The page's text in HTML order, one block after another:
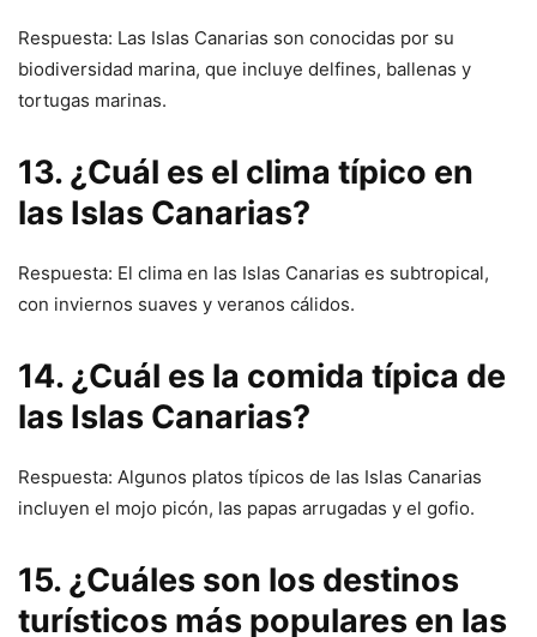
Respuesta: Las Islas Canarias son conocidas por su
biodiversidad marina, que incluye delfines, ballenas y
tortugas marinas.
13. ¿Cuál es el clima típico en
las Islas Canarias?
Respuesta: El clima en las Islas Canarias es subtropical,
con inviernos suaves y veranos cálidos.
14. ¿Cuál es la comida típica de
las Islas Canarias?
Respuesta: Algunos platos típicos de las Islas Canarias
incluyen el mojo picón, las papas arrugadas y el gofio.
15. ¿Cuáles son los destinos
turísticos más populares en las